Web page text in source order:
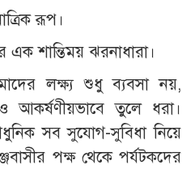
রূপ।
শান্তিময় ঝরনাধারা।
লক্ষ্য শুধু ব্যবসা নয়,
আকর্ষণীয়ভাবে তুলে ধরা।
সব সুযোগ-সুবিধা নিয়ে
পক্ষ থেকে পর্যটকদের